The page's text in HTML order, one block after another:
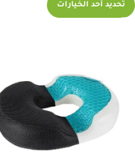
تحديد أحد الخيارات